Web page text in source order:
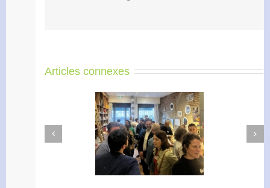
Articles connexes
Accélérateur de
l’engagement
Previous
Next